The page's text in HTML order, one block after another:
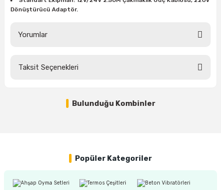
Dönüştürücü Adaptör.
Yorumlar
Yorum Yaz
Taksit Seçenekleri
Bulunduğu Kombinler
8.950,00 TL
Popüler Kategoriler